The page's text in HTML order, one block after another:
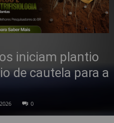
iniciam plantio
de cautela para a
0